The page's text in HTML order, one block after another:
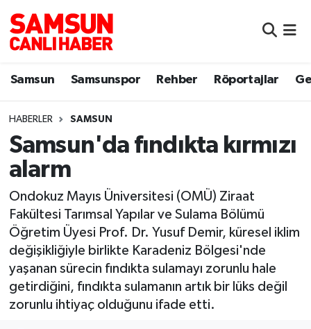
Samsun Samsunspor Rehber Röportajlar
HABERLER SAMSUN
Samsun'da fındıkta kırmızı
alarm
Ondokuz Mayıs Üniversitesi (OMÜ) Ziraat
Fakültesi Tarımsal Yapılar ve Sulama Bölümü
Öğretim Üyesi Prof. Dr. Yusuf Demir, küresel iklim
değişikliğiyle birlikte Karadeniz Bölgesi'nde
yaşanan sürecin fındıkta sulamayı zorunlu hale
getirdiğini, fındıkta sulamanın artık bir lüks değil
zorunlu ihtiyaç olduğunu ifade etti.
Samsun
Sokak Röportajları
Dünya
Eğitim
Sağlık
Yemek
Samsun Nöbetçi Eczaneler
Samsun Hava Durumu
Samsun Namaz Vakitleri
Süper Lig Puan Durumu ve Fikstür
Tüm Manşetler
Son Dakika Haberleri
Haber Arşivi